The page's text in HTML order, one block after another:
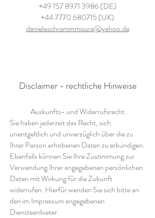
+49 157 8971 3986(DE)
+44 7770 680715 (UK)
danielaschrammmoura@yahoo.de
Disclaimer - rechtliche Hinweise
Auskunfts- und Widerrufsrecht
Sie haben jederzeit das Recht, sich
unentgeltlich und unverzüglich über die zu
Ihrer Person erhobenen Daten zu erkundigen.
Ebenfalls können Sie Ihre Zustimmung zur
Verwendung Ihrer angegebenen persönlichen
Daten mit Wirkung für die Zukunft
widerrufen. Hierfür wenden Sie sich bitte an
den im Impressum angegebenen
Diensteanbieter.